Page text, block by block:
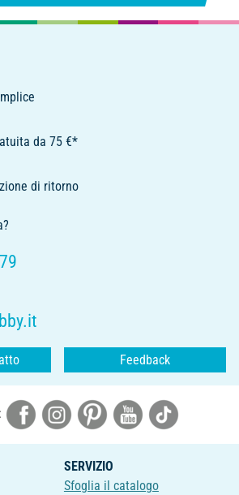
da 75 €*
di ritorno
Feedback
SERVIZIO
Sfoglia il catalogo